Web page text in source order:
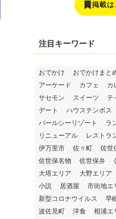
掲載は
注目キーワード
おでかけ おでかけまと
アーケード
カフェ カ
サセモン
スイーツ テ
デート
ハウステンボス
パールシーリゾート
ラ
リニューアル
レストラ
伊万里市
佐々町
佐世
佐世保名物
佐世保弁
大塔エリア
大野エリア
小説
居酒屋 市街地エ
新型コロナウイルス
早
波佐見町
洋食 相浦エ